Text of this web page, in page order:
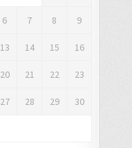
6 7 8 9
13 14 15 16
20 21 22 23
27 28 29 30